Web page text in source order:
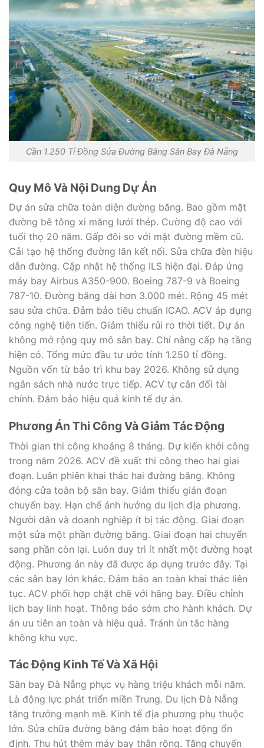
Cần 1.250 Tỉ Đồng Sửa Đường Băng Sân Bay Đà Nẵng
Quy Mô Và Nội Dung Dự Án
Dự án sửa chữa toàn diện đường băng. Bao gồm mặt
đường bê tông xi măng lưới thép. Cường độ cao với
tuổi thọ 20 năm. Gấp đôi so với mặt đường mềm cũ.
Cải tạo hệ thống đường lăn kết nối. Sửa chữa đèn hiệu
dẫn đường. Cập nhật hệ thống ILS hiện đại. Đáp ứng
máy bay Airbus A350-900. Boeing 787-9 và Boeing
787-10. Đường băng dài hơn 3.000 mét. Rộng 45 mét
sau sửa chữa. Đảm bảo tiêu chuẩn ICAO. ACV áp dụng
công nghệ tiên tiến. Giảm thiểu rủi ro thời tiết. Dự án
không mở rộng quy mô sân bay. Chỉ nâng cấp hạ tầng
hiện có. Tổng mức đầu tư ước tính 1.250 tỉ đồng.
Nguồn vốn từ bảo trì khu bay 2026. Không sử dụng
ngân sách nhà nước trực tiếp. ACV tự cân đối tài
chính. Đảm bảo hiệu quả kinh tế dự án.
Phương Án Thi Công Và Giảm Tác Động
Thời gian thi công khoảng 8 tháng. Dự kiến khởi công
trong năm 2026. ACV đề xuất thi công theo hai giai
đoạn. Luân phiên khai thác hai đường băng. Không
đóng cửa toàn bộ sân bay. Giảm thiểu gián đoạn
chuyến bay. Hạn chế ảnh hưởng du lịch địa phương.
Người dân và doanh nghiệp ít bị tác động. Giai đoạn
một sửa một phần đường băng. Giai đoạn hai chuyển
sang phần còn lại. Luôn duy trì ít nhất một đường hoạt
động. Phương án này đã được áp dụng trước đây. Tại
các sân bay lớn khác. Đảm bảo an toàn khai thác liên
tục. ACV phối hợp chặt chẽ với hãng bay. Điều chỉnh
lịch bay linh hoạt. Thông báo sớm cho hành khách. Dự
án ưu tiên an toàn và hiệu quả. Tránh ùn tắc hàng
không khu vực.
Tác Động Kinh Tế Và Xã Hội
Sân bay Đà Nẵng phục vụ hàng triệu khách mỗi năm.
Là động lực phát triển miền Trung. Du lịch Đà Nẵng
tăng trưởng mạnh mẽ. Kinh tế địa phương phụ thuộc
lớn. Sửa chữa đường băng đảm bảo hoạt động ổn
định. Thu hút thêm máy bay thân rộng. Tăng chuyến